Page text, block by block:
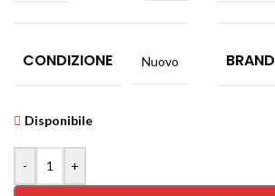
CONDIZIONE Nuovo BRAND
Disponibile
- +